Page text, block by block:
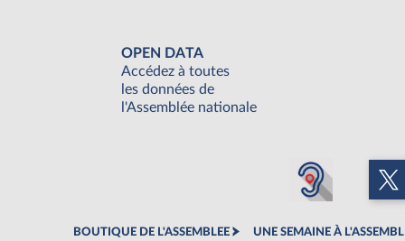
OPEN DATA
Accédez à toutes
les données de
l'Assemblée nationale
BOUTIQUE DE L'ASSEMBLEE UNE SEMAINE À